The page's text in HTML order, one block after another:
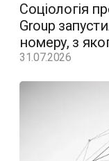
Соціологія
Group
номеру, з
31.07.2026